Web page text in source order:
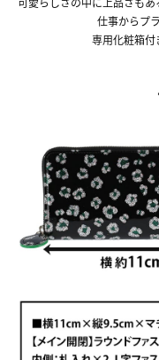
仕事からプ
専用化粧箱